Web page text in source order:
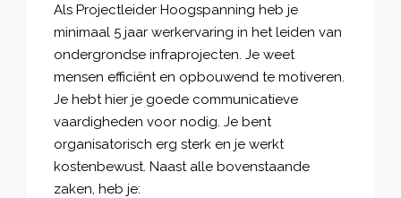
Als Projectleider Hoogspanning heb je
minimaal 5 jaar werkervaring in het leiden van
ondergrondse infraprojecten. Je weet
mensen efficiënt en opbouwend te motiveren.
Je hebt hier je goede communicatieve
vaardigheden voor nodig. Je bent
organisatorisch erg sterk en je werkt
kostenbewust. Naast alle bovenstaande
zaken, heb je: